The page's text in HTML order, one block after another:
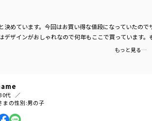
決めています。今回はお買い得な値段になっていたので
デザインがおしゃれなので何年もここで買っています
もっと見る…
代
まの性別:男の子